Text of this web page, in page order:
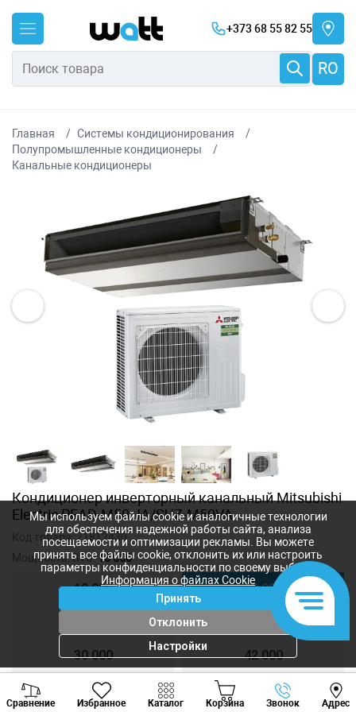
+373 68 55 82 55
RO
Главная
Системы кондиционирования
Полупромышленные кондиционеры
Канальные кондиционеры
Кондиционер инверторный канальный Mitsubishi
Electric PEAD-M50 JA/SUZ-M50VA
Код товара:71812430
Мощность, BTU:18 000
12 000 18 000
24 000
30 000 42 000
48 000
Сравнение Избранное Каталог Корзина Звонок Адрес
Viber Whatsapp
Мы используем файлы cookie и аналогичные технологии
для обеспечения надежной работы сайта, анализа
посещаемости и оптимизации рекламы. Вы можете
принять все файлы cookie, отклонить их или настроить
параметры конфиденциальности по своему выбору.
Информация о файлах Cookie
Принять
Отклонить
Настройки